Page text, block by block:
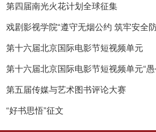
第四届南光火花计划全球征集
戏剧影视学院“遵守无烟公约 筑牢安全
第十六届北京国际电影节短视频单元
第十六届北京国际电影节短视频单元“
第五届传媒与艺术图书评论大赛
“好书思悟”征文